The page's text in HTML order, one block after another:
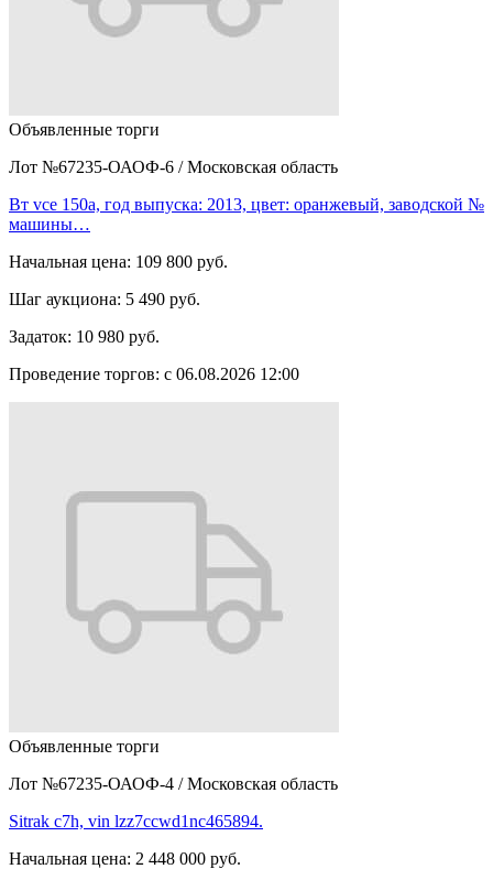
Объявленные торги
Лот №67235-ОАОФ-6 / Московская область
Вт vce 150а, год выпуска: 2013, цвет: оранжевый, заводской №
машины…
Начальная цена: 109 800 руб.
Шаг аукциона: 5 490 руб.
Задаток: 10 980 руб.
Проведение торгов: с 06.08.2026 12:00
Объявленные торги
Лот №67235-ОАОФ-4 / Московская область
Sitrak c7h, vin lzz7ccwd1nc465894.
Начальная цена: 2 448 000 руб.